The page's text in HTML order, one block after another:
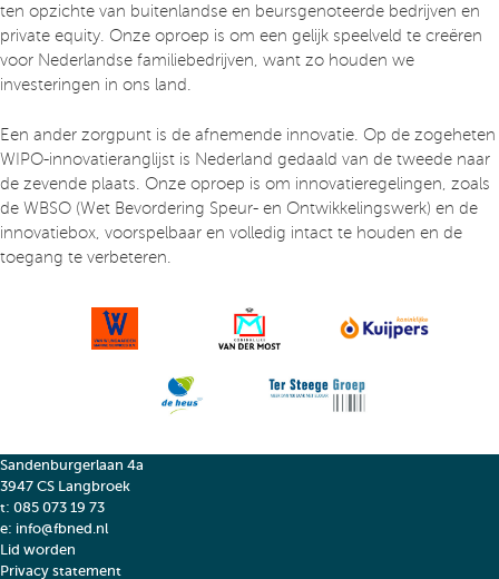
ten opzichte van buitenlandse en beursgenoteerde bedrijven en
private equity. Onze oproep is om een gelijk speelveld te creëren
voor Nederlandse familiebedrijven, want zo houden we
investeringen in ons land.
Een ander zorgpunt is de afnemende innovatie. Op de zogeheten
WIPO-innovatieranglijst is Nederland gedaald van de tweede naar
de zevende plaats. Onze oproep is om innovatieregelingen, zoals
de WBSO (Wet Bevordering Speur- en Ontwikkelingswerk) en de
innovatiebox, voorspelbaar en volledig intact te houden en de
toegang te verbeteren.
Sandenburgerlaan 4a
3947 CS Langbroek
t: 085 073 19 73
e: info@fbned.nl
Lid worden
Privacy statement